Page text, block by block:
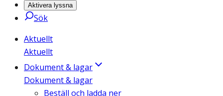
Aktivera lyssna
Sök
Aktuellt
Aktuellt
Dokument & lagar
Dokument & lagar
Beställ och ladda ner